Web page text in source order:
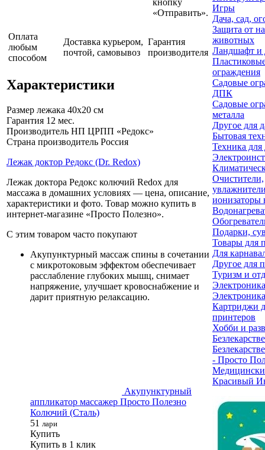
«Отправить».
Оплата
любым
способом
Доставка курьером,
почтой, самовывоз
Гарантия
производителя
Характеристики
Размер лежака 40x20 см
Гарантия 12 мес.
Производитель НП ЦРПП «Редокс»
Страна производитель Россия
Лежак доктор Редокс (Dr. Redox)
Лежак доктора Редокс колючий Redox для
массажа в домашних условиях — цена, описание,
характеристики и фото. Товар можно купить в
интернет-магазине «Просто Полезно».
С этим товаром часто покупают
Акупунктурный массаж спины в сочетании
с микротоковым эффектом обеспечивает
расслабление глубоких мышц, снимает
напряжение, улучшает кровоснабжение и
дарит приятную релаксацию.
Акупунктурный
аппликатор массажер Просто Полезно
Колючий (Сталь)
51 лари
Купить
Купить в 1 клик
Игры
Дача, сад,
Защита от
животных
Ландшафт и
ограждения
Садовые
ДПК
Садовые
металла
Другое для
Бытовая
Техника для
Очистители,
ионизаторы
Подарки,
Товары для
Для
Другое для
Туризм и
Электроника
Картриджи
принтеров
Хобби и
- Просто
Красивый